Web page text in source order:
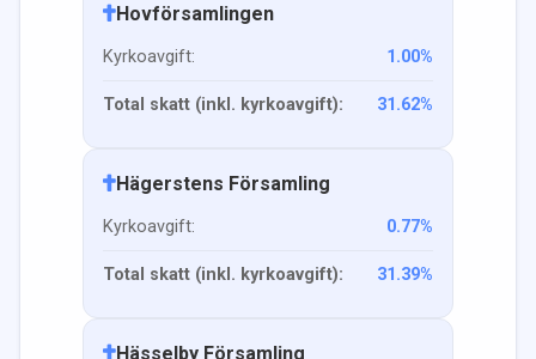
Hovförsamlingen
Kyrkoavgift: 1.00%
Total skatt (inkl. kyrkoavgift): 31.62%
Hägerstens Församling
Kyrkoavgift: 0.77%
Total skatt (inkl. kyrkoavgift): 31.39%
Hässelby Församling